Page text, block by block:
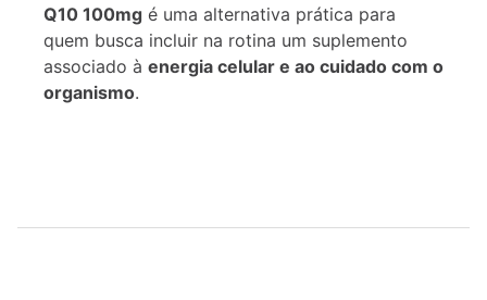
Q10 100mg é uma alternativa prática para
quem busca incluir na rotina um suplemento
associado à energia celular e ao cuidado com o
organismo.